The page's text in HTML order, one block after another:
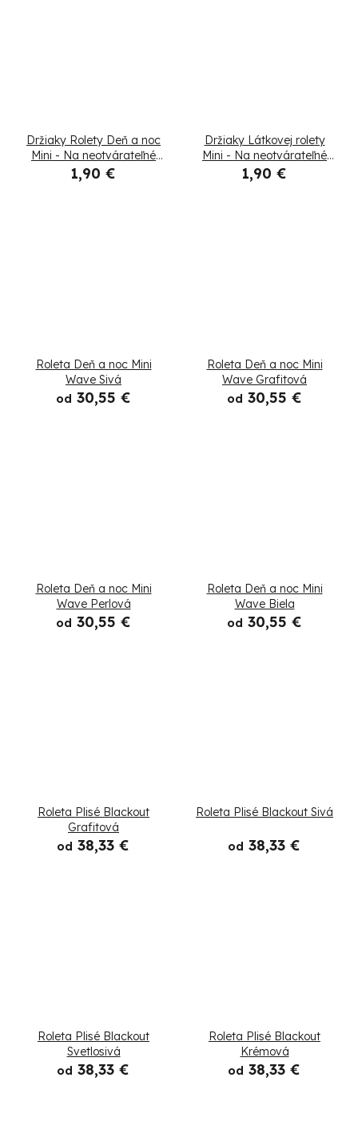
Držiaky Rolety Deň a noc
Mini - Na neotvárateľné
okná
1,90 €
Držiaky Látkovej rolety
Mini - Na neotvárateľné
okná
1,90 €
Roleta Deň a noc Mini
Wave Sivá
od 30,55 €
Roleta Deň a noc Mini
Wave Grafitová
od 30,55 €
Roleta Deň a noc Mini
Wave Perlová
od 30,55 €
Roleta Deň a noc Mini
Wave Biela
od 30,55 €
Roleta Plisé Blackout
Grafitová
od 38,33 €
Roleta Plisé Blackout Sivá
od 38,33 €
Roleta Plisé Blackout
Svetlosivá
od 38,33 €
Roleta Plisé Blackout
Krémová
od 38,33 €